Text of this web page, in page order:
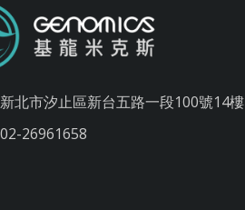
新北市汐止區新台五路一段100號14樓
02-26961658